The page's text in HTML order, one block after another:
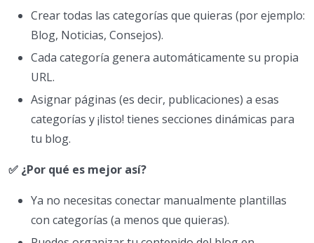
Crear todas las categorías que quieras (por ejemplo:
Blog, Noticias, Consejos).
Cada categoría genera automáticamente su propia
URL.
Asignar páginas (es decir, publicaciones) a esas
categorías y ¡listo! tienes secciones dinámicas para
tu blog.
✅ ¿Por qué es mejor así?
Ya no necesitas conectar manualmente plantillas
con categorías (a menos que quieras).